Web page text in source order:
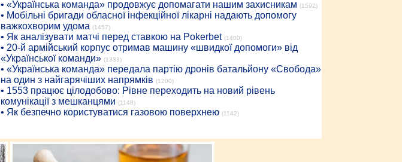
• «Українська команда» продовжує допомагати нашим захисникам (1592)
• Мобільні бригади обласної інфекційної лікарні надають допомогу
важкохворим удома (1457)
• Як аналізувати матчі перед ставкою на Pokerbet (1400)
• 20-й армійський корпус отримав машину «швидкої допомоги» від
«Української команди» (1333)
• «Українська команда» передала партію дронів батальйону «Свобода»
на один з найгарячіших напрямків (1200)
• 1553 працює цілодобово: Рівне переходить на новий рівень
комунікації з мешканцями (1148)
• Як безпечно користуватися газовою поверхнею (1142)